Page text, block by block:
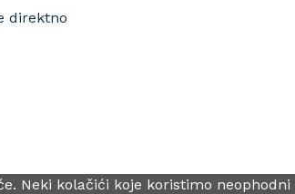
direktno
Neki kolačići koje koristimo